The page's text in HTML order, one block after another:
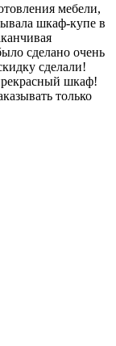
мебели,
шкаф-купе в
сделано очень
сделали!
шкаф!
только